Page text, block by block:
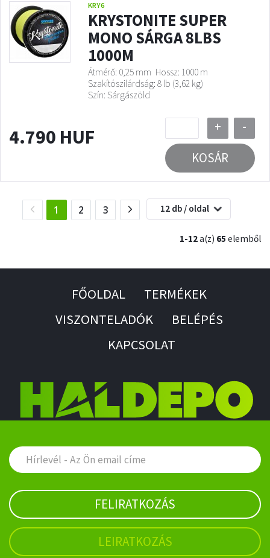
KRY6
KRYSTONITE SUPER
MONO SÁRGA 8LBS
1000M
Átmérő: 0,25 mm Hossz: 1000 m
Szakítószilárdság: 8 lb (3,62 kg)
Szín: Sárgászöld
4.790 HUF +
-
KOSÁR
1 (current)
2 3 12 db / oldal
1-12a(z) 65 elemből
FŐOLDAL
TERMÉKEK
VISZONTELADÓK
BELÉPÉS
KAPCSOLAT
FELIRATKOZÁS
LEIRATKOZÁS